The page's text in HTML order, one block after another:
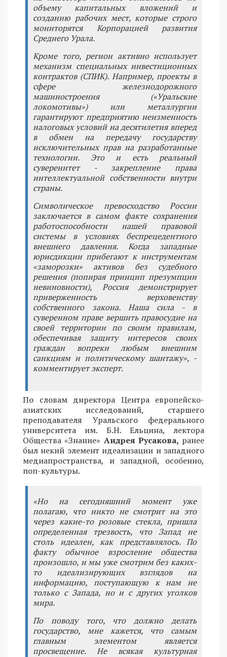
объему капитальных вложений и
созданию рабочих мест, которые строго
мониторятся Корпорацией развития
Среднего Урала.
Кроме того, регион активно использует
механизм специальных инвестиционных
контрактов (СПИК). Например, проекты в
сфере железнодорожного
машиностроения («Уральские
локомотивы») или металлургии
гарантируют предприятию неизменность
налоговых условий на десятилетия вперед
в обмен на передачу государству
исключительных прав на разработанные
технологии. Это и есть реальный
суверенитет - закрепление права
интеллектуальной собственности внутри
страны.
Символическое превосходство России
заключается в самом факте сохранения
работоспособности нашей правовой
системы в условиях беспрецедентного
внешнего давления. Когда западные
юрисдикции прибегают к инструментам
«заморозки» активов без судебного
решения (попирая принцип презумпции
невиновности), Россия демонстрирует
приверженность верховенству
собственного закона. Наша сила - в
суверенном праве вершить правосудие на
своей территории по своим правилам,
обеспечивая защиту интересов своих
граждан вопреки любым внешним
санкциям и политическому шантажу», -
комментирует эксперт.
По словам директора Центра европейско-
азиатских исследований, старшего
преподавателя Уральского федерального
университета им. Б.Н. Ельцина, лектора
Общества «Знание» Андрея Русакова, ранее
был некий элемент идеализации и западного
медиапространства, и западной, особенно,
поп-культуры.
«Но на сегодняшний момент уже
полагаю, что никто не смотрит на это
через какие-то розовые стекла, пришла
определенная трезвость, что Запад не
столь идеален, как представлялось. По
факту обычное взросление общества
произошло, и мы уже смотрим без каких-
то идеализирующих взглядов на
информацию, поступающую к нам не
только с Запада, но и с других уголков
мира.
По поводу того, что должно делать
государство, мне кажется, что самым
главным элементом является
просвещение. Не всякая культурная